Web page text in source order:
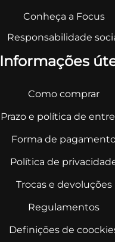
Conheça a Focus
Responsabilidade
Informações
Como comprar
Prazo e política de
Forma de
Política de
Trocas e devoluções
Regulamentos
Definições de